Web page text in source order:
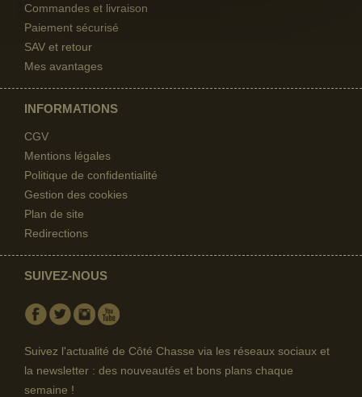
Commandes et livraison
Paiement sécurisé
SAV et retour
Mes avantages
INFORMATIONS
CGV
Mentions légales
Politique de confidentialité
Gestion des cookies
Plan de site
Redirections
SUIVEZ-NOUS
Facebook
TwitterInstagram
Suivez l'actualité de Côté Chasse via les réseaux sociaux et
la newsletter : des nouveautés et bons plans chaque
semaine !